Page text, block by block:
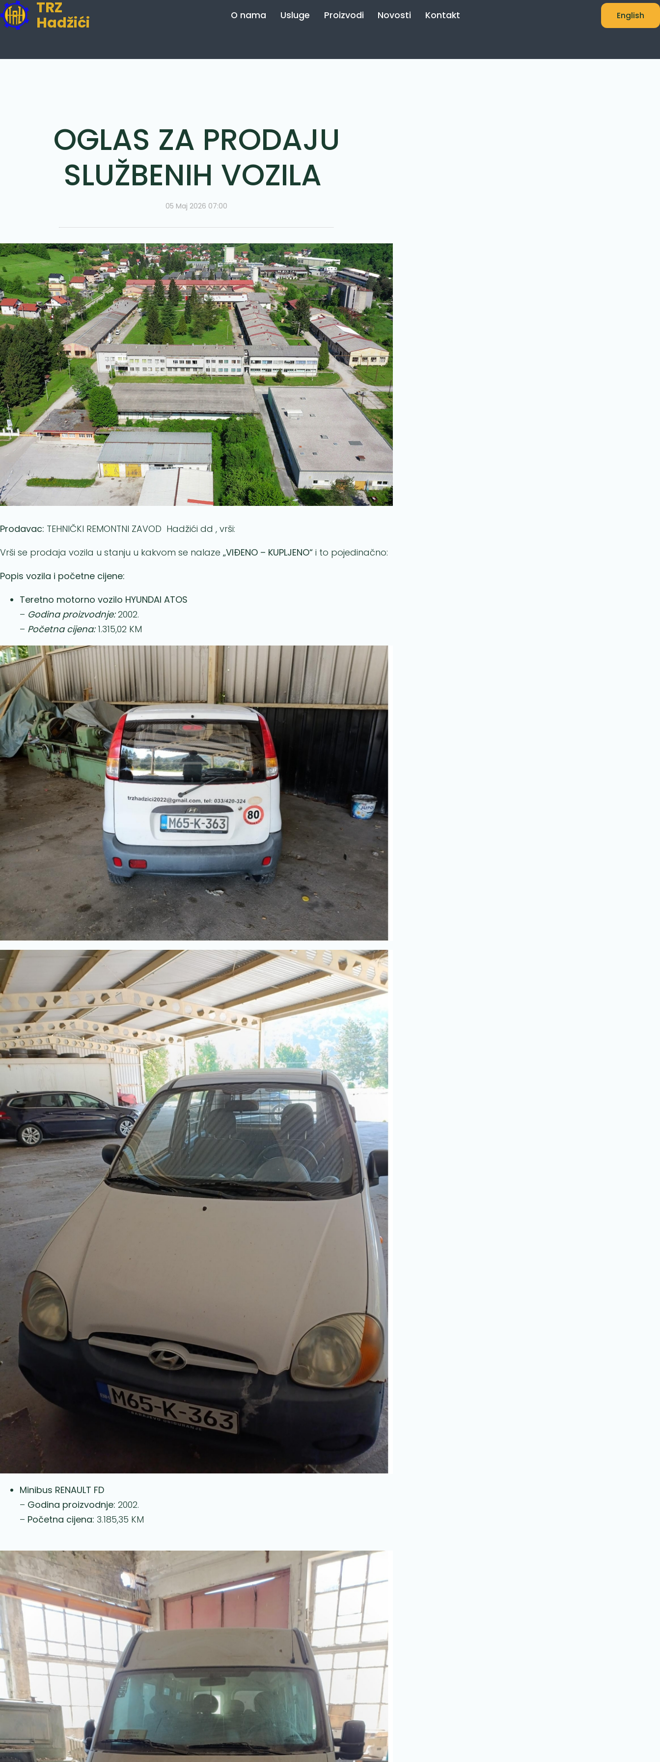
TRZ
Hadžići O nama Usluge Proizvodi Novosti Kontakt English
OGLAS ZA PRODAJU
SLUŽBENIH VOZILA
05 Maj 2026 07:00
Prodavac: TEHNIČKI REMONTNI ZAVOD Hadžići dd , vrši:
Vrši se prodaja vozila u stanju u kakvom se nalaze „VIĐENO – KUPLJENO“ i to pojedinačno:
Popis vozila i početne cijene:
Teretno motorno vozilo HYUNDAI ATOS
– Godina proizvodnje:2002.
– Početna cijena: 1.315,02 KM
Minibus RENAULT FD
– Godina proizvodnje: 2002.
– Početna cijena: 3.185,35 KM